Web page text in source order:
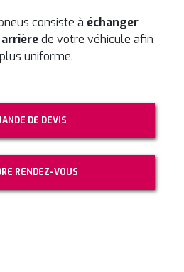
consiste à échanger
de votre véhicule afin
uniforme.
DE DEVIS
RENDEZ-VOUS